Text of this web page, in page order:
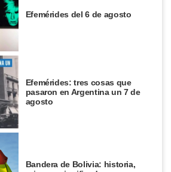
Efemérides del 6 de agosto
Efemérides: tres cosas que
pasaron en Argentina un 7 de
agosto
Bandera de Bolivia: historia,